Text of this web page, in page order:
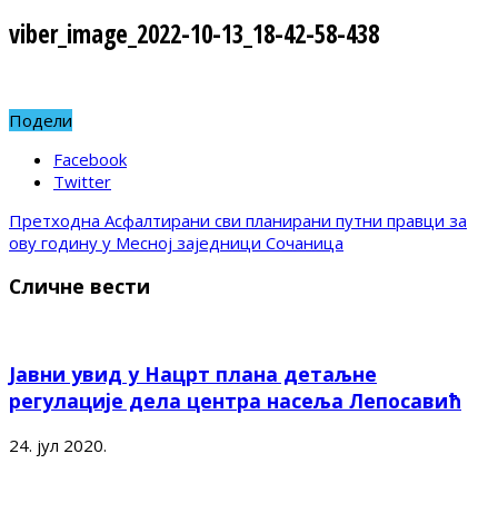
viber_image_2022-10-13_18-42-58-438
Подели
Facebook
Twitter
Претходна Асфалтирани сви планирани путни правци за
ову годину у Месној заједници Сочаница
Сличне вести
Јавни увид у Нацрт плана детаљне
регулације дела центра насеља Лепосавић
24. јул 2020.